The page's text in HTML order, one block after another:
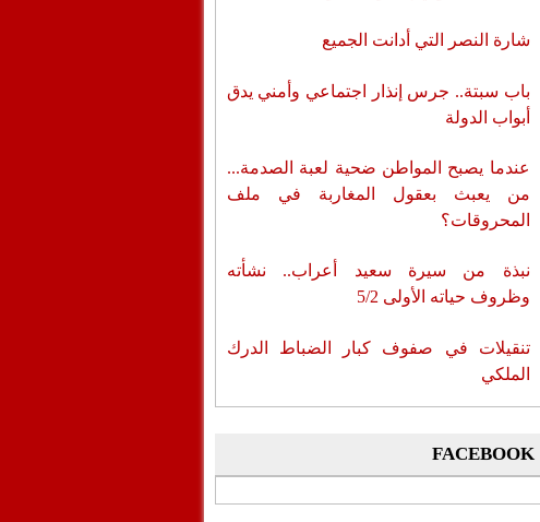
شارة النصر التي أدانت الجميع
باب سبتة.. جرس إنذار اجتماعي وأمني يدق
أبواب الدولة
عندما يصبح المواطن ضحية لعبة الصدمة...
من يعبث بعقول المغاربة في ملف
المحروقات؟
نبذة من سيرة سعيد أعراب.. نشأته
وظروف حياته الأولى 5/2
تنقيلات في صفوف كبار الضباط الدرك
الملكي
FACEBOOK